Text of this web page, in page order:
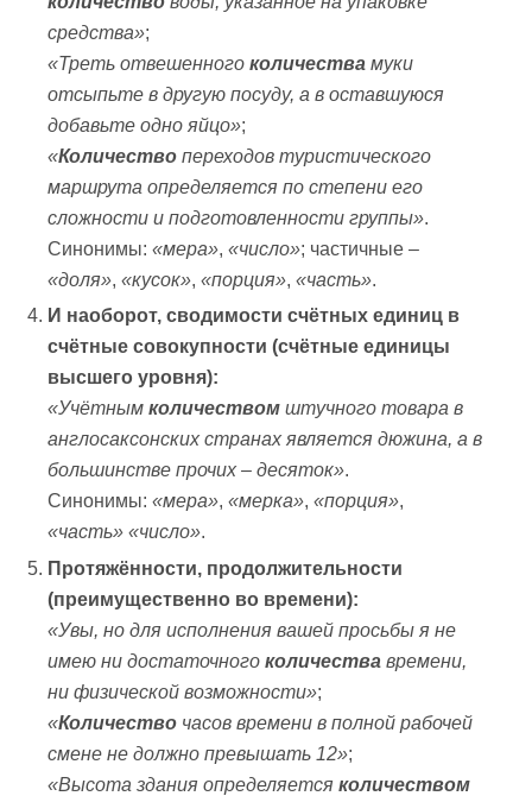
средства»;
«Треть отвешенногоколичества муки
отсыпьте в другую посуду, а в оставшуюся
добавьте одно яйцо»;
«Количество переходов туристического
маршрута определяется по степени его
сложности и подготовленности группы».
Синонимы:«мера»,«число»; частичные –
«доля»,«кусок»,«порция»,«часть».
И наоборот, сводимости счётных единиц в
счётные совокупности (счётные единицы
высшего уровня):
«Учётнымколичеством штучного товара в
англосаксонских странах является дюжина, а в
большинстве прочих – десяток».
Синонимы:«мера»,«мерка»,«порция»,
«часть» «число».
Протяжённости, продолжительности
(преимущественно во времени):
«Увы, но для исполнения вашей просьбы я не
имею ни достаточногоколичества времени,
ни физической возможности»;
«Количество часов времени в полной рабочей
смене не должно превышать 12»;
«Высота здания определяетсяколичеством